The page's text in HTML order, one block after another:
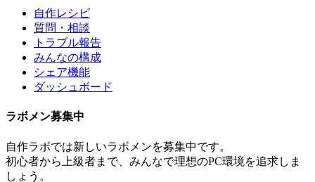
自作レシピ
質問・相談
トラブル報告
みんなの構成
シェア機能
ダッシュボード
ラボメン募集中
自作ラボでは新しいラボメンを募集中です。
初心者から上級者まで、みんなで理想のPC環境を追求しま
しょう。